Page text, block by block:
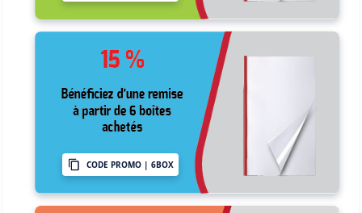
CODE PROMO | 6BOX